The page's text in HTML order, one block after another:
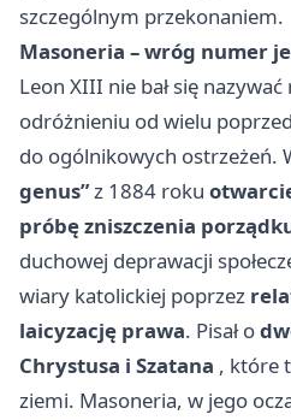
szczególnym przekonaniem.
Masoneria – wróg numer
Leon XIII nie bał się
odróżnieniu od wielu
do ogólnikowych ostrzeżeń.
genus”z 1884 roku
próbę zniszczenia
duchowej deprawacji
wiary katolickiej poprzez
laicyzację prawa. Pisał o
Chrystusa i Szatana , które
ziemi. Masoneria, w jego